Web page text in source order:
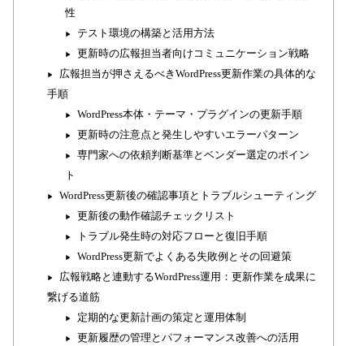
性
テスト環境の構築と活用方法
更新時の広報担当者向けコミュニケーション戦略
広報担当が押さえるべきWordPress更新作業の具体的な
手順
WordPress本体・テーマ・プラグインの更新手順
更新時の注意点と発生しやすいエラーパターン
専門家への依頼判断基準とベンダー選定のポイン
ト
WordPress更新後の確認事項とトラブルシューティング
更新後の動作確認チェックリスト
トラブル発生時の対応フローと復旧手順
WordPress更新でよくある失敗例とその回避策
広報戦略と連動するWordPress運用：更新作業を成果に
繋げる道筋
定期的な更新計画の策定と運用体制
更新履歴の管理とパフォーマンス改善への活用